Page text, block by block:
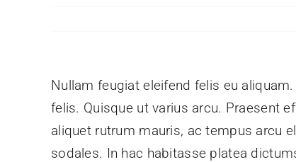
Nullam feugiat eleifend felis eu
felis. Quisque ut varius arcu. Praesent
aliquet rutrum mauris, ac tempus arcu
sodales. In hac habitasse platea